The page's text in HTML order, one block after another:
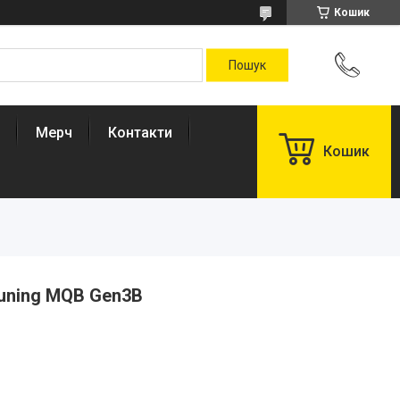
Кошик
Мерч
Контакти
Кошик
MQB Gen3B